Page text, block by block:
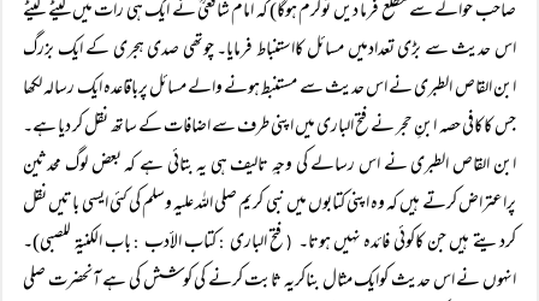
صاحب حوالے سے مطلع فرما دیں توکرم ہوگا) کہ امام شافعیؒ نے ایک ہی رات میں لیٹے لیٹے
اس حدیث سے بڑی تعدادمیں مسائل کااستنباط فرمایا۔ چوتھی صدی ہجری کے ایک بزرگ
ابن القاص الطبری نے اس حدیث سے مستنبط ہونے والے مسائل پرباقاعدہ ایک رسالہ لکھا
جس کاکافی حصہ ابنِ حجر نے فتح الباری میں اپنی طرف سے اضافات کے ساتھ نقل کر دیا ہے۔
ابن القاص الطبری نے اس رسالے کی وجہِ تالیف ہی یہ بتائی ہے کہ بعض لوگ محدثین
پراعتراض کرتے ہیں کہ وہ اپنی کتابوں میں نبی کریم صلی اللہ علیہ وسلم کی کئی ایسی باتیں نقل
کردیتے ہیں جن کاکوئی فائدہ نہیں ہوتا۔ (فتح الباری :کتاب الأدب : باب الکنیۃ للصبی)۔
انہوں نے اس حدیث کوایک مثال بناکریہ ثابت کرنے کی کوشش کی ہے آنحضرت صلی